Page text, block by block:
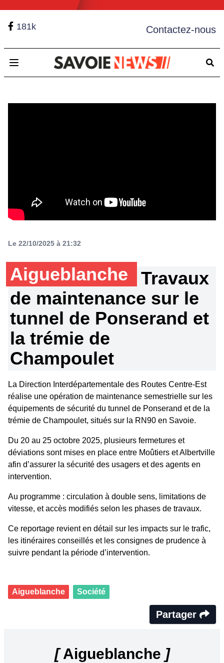
181k Contactez-nous
Open main menu
Le 22/10/2025 à 21:32
Aigueblanche
Travaux
de maintenance sur le
tunnel de Ponserand et
la trémie de
Champoulet
La Direction Interdépartementale des Routes Centre-Est
réalise une opération de maintenance semestrielle sur les
équipements de sécurité du tunnel de Ponserand et de la
trémie de Champoulet, situés sur la RN90 en Savoie.
Du 20 au 25 octobre 2025, plusieurs fermetures et
déviations sont mises en place entre Moûtiers et Albertville
afin d’assurer la sécurité des usagers et des agents en
intervention.
Au programme : circulation à double sens, limitations de
vitesse, et accès modifiés selon les phases de travaux.
Ce reportage revient en détail sur les impacts sur le trafic,
les itinéraires conseillés et les consignes de prudence à
suivre pendant la période d’intervention.
Aigueblanche Société
Partager
[Aigueblanche ]